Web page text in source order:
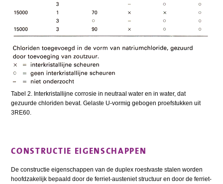
Tabel 2. Interkristallijne corrosie in neutraal water en in water, dat
gezuurde chloriden bevat. Gelaste U-vormig gebogen proefstukken uit
3RE60.
CONSTRUCTIE EIGENSCHAPPEN
De constructie eigenschappen van de duplex roestvaste stalen worden
hoofdzakelijk bepaald door de ferriet-austeniet structuur en door de ferriet-